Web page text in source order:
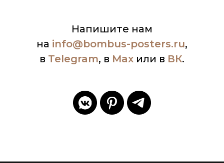
Напишите нам
на info@bombus-posters.ru,
в Telegram, в Max или в ВК.